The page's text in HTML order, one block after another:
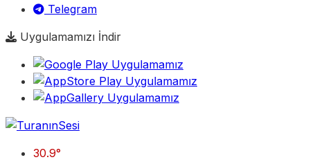
Telegram
Uygulamamızı İndir
30.9°